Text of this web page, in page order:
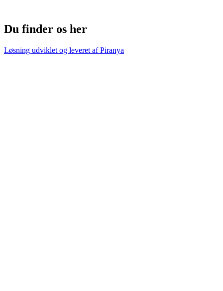
Du finder os her
Løsning udviklet og leveret afPiranya